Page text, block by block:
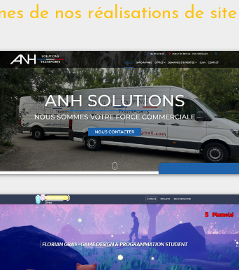
de nos réalisations de
Voir le projet
ANH Solutions